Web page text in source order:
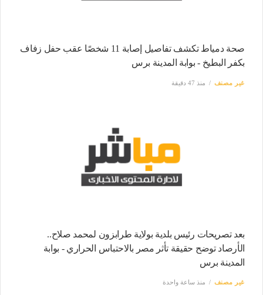
صحة دمياط تكشف تفاصيل إصابة 11 شخصًا عقب حفل زفاف
بكفر البطيخ - بوابة المدينة برس
غير مصنف منذ 47 دقيقة
بعد تصريحات رئيس بلدية بولاية طرابزون لمحمد صلاح..
الأرصاد توضح حقيقة تأثر مصر بالاحتباس الحراري - بوابة
المدينة برس
غير مصنف منذ ساعة واحدة